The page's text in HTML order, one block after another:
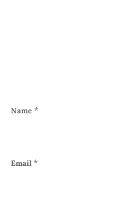
Name *
Email *